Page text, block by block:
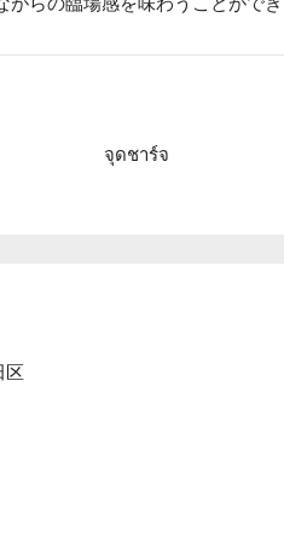
ールが多数在籍。スタジアムとは
ができます。時には樽を背負っ
จุดชาร์จ
区